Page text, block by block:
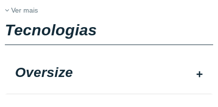
Ver mais
Tecnologias
Oversize